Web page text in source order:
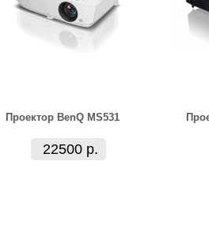
Проектор BenQ MS531
22500 р.